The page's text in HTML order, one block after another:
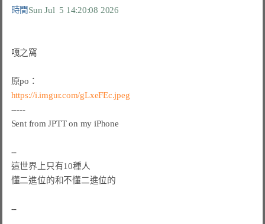
時間Sun Jul  5 14:20:08 2026
嘎之窩
https://i.imgur.com/gLxeFEc.jpeg
-----
Sent from JPTT on my iPhone
--
這世界上只有10種人
懂二進位的和不懂二進位的